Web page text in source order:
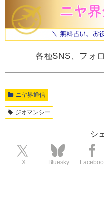
各種SNS、フォ
ニヤ界通信
ジオマンシー
シ
X Bluesky